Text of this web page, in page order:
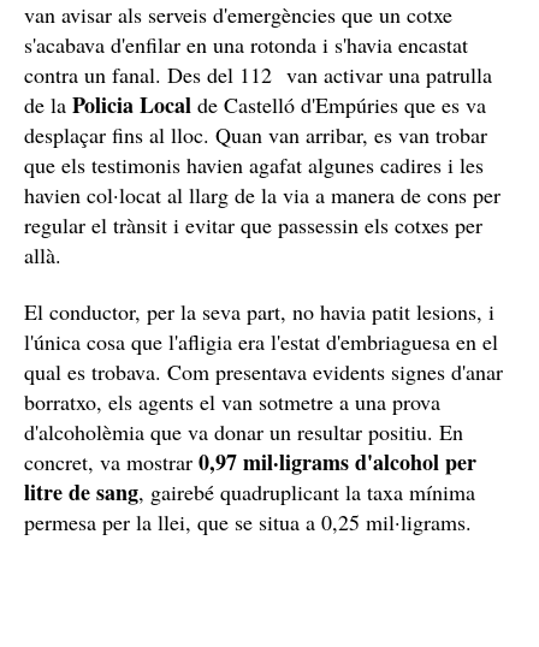
van avisar als serveis d'emergències que un cotxe
s'acabava d'enfilar en una rotonda i s'havia encastat
contra un fanal. Des del 112 van activar una patrulla
de la Policia Local de Castelló d'Empúries que es va
desplaçar fins al lloc. Quan van arribar, es van trobar
que els testimonis havien agafat algunes cadires i les
havien col·locat al llarg de la via a manera de cons per
regular el trànsit i evitar que passessin els cotxes per
allà.
El conductor, per la seva part, no havia patit lesions, i
l'única cosa que l'afligia era l'estat d'embriaguesa en el
qual es trobava. Com presentava evidents signes d'anar
borratxo, els agents el van sotmetre a una prova
d'alcoholèmia que va donar un resultar positiu. En
concret, va mostrar 0,97 mil·ligrams d'alcohol per
litre de sang, gairebé quadruplicant la taxa mínima
permesa per la llei, que se situa a 0,25 mil·ligrams.